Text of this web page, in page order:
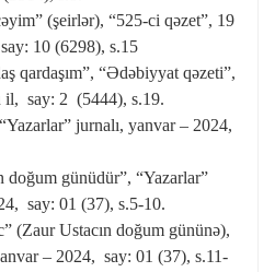
(şeirlər), “525-ci qəzet”, 19
10 (6298), s.15
qardaşım”, “Ədəbiyyat qəzeti”,
say: 2 (5444), s.19.
jurnalı, yanvar – 2024,
doğum günüdür”, “Yazarlar”
say: 01 (37), s.5-10.
(Zaur Ustacın doğum gününə),
– 2024, say: 01 (37), s.11-